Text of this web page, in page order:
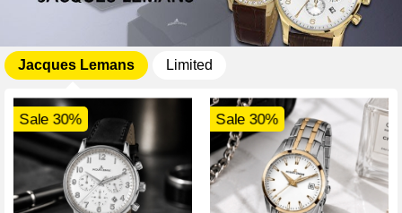
Jacques Lemans Limited
Sale 30% Sale 30%